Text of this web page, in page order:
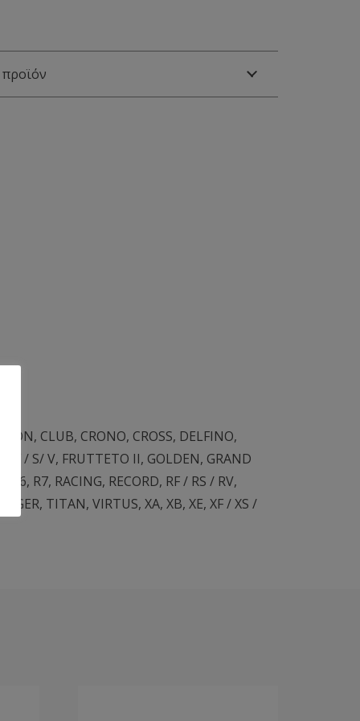
, CLUB, CRONO, CROSS, DELFINO,
F / S/ V, FRUTTETO II, GOLDEN, GRAND
R6, R7, RACING, RECORD, RF / RS / RV,
TIGER, TITAN, VIRTUS, XA, XB, XE, XF / XS /